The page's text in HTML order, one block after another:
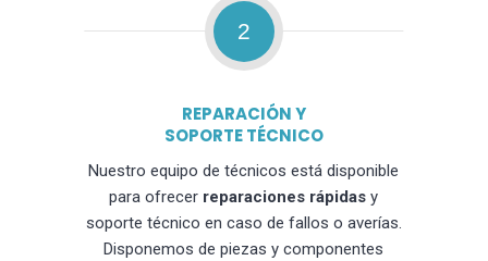
2
REPARACIÓN Y
SOPORTE TÉCNICO
Nuestro equipo de técnicos está disponible
para ofrecer reparaciones rápidas y
soporte técnico en caso de fallos o averías.
Disponemos de piezas y componentes